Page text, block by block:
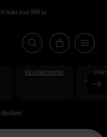
frakt över 990 kr
REA INREDNING
djurläten